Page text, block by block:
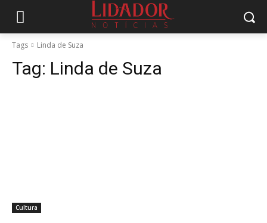
Tags Linda de Suza
Tag: Linda de Suza
Cultura